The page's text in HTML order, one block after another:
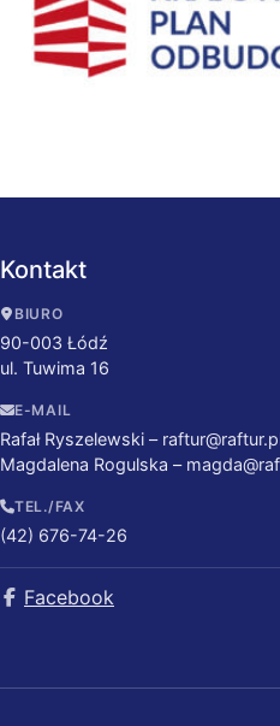
Kontakt
BIURO
90-003 Łódź
ul. Tuwima 16
E-MAIL
Rafał Ryszelewski –
Magdalena Rogulska –
TEL./FAX
(42) 676-74-26
Facebook